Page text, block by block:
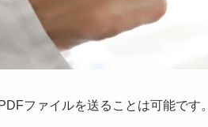
ファイルを送ることは可能です。